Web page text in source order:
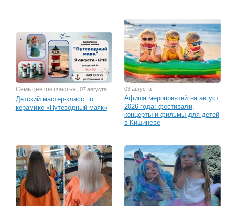
Семь цветов счастья, 07 августа
Детский мастер-класс по
керамике «Путеводный маяк»
03 августа
Афиша мероприятий на август
2026 года: фестивали,
концерты и фильмы для детей
в Кишиневе